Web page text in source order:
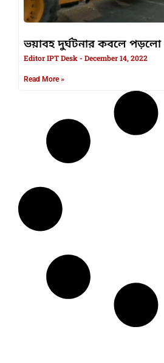
ভয়াবহ দুর্ঘটনার কবলে পড়লো
Editor IPT Desk December 14, 2022
Read More »